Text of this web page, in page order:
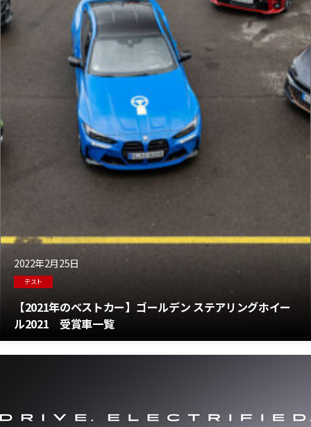
2022年2月25日
テスト
【2021年のベストカー】ゴールデン ステアリングホイー
ル2021 受賞車一覧